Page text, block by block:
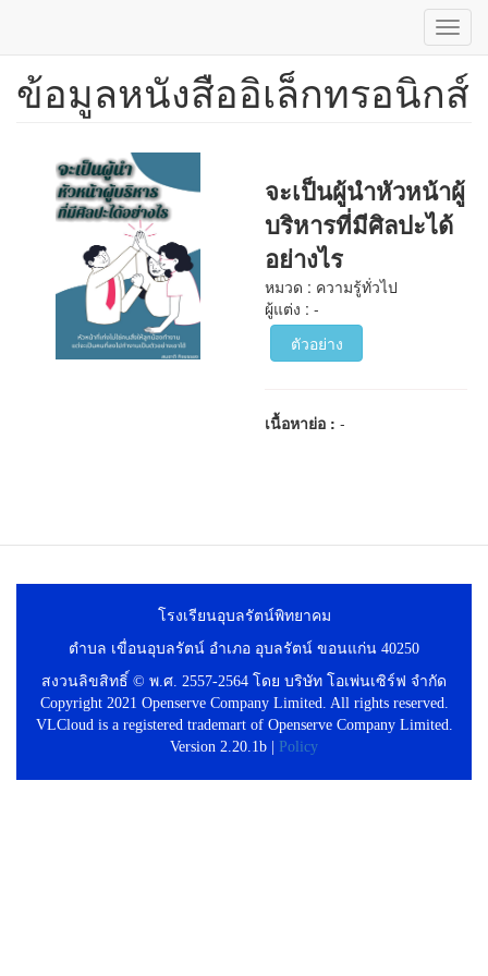
ข้าม
ข้อมูลหนังสืออิเล็กทรอนิกส์
จะเป็นผู้นำหัวหน้าผู้
บริหารที่มีศิลปะได้
อย่างไร
หมวด : ความรู้ทั่วไป
ผู้แต่ง : -
ตัวอย่าง
เนื้อหาย่อ :-
โรงเรียนอุบลรัตน์พิทยาคม
ตำบล เขื่อนอุบลรัตน์ อำเภอ อุบลรัตน์ ขอนแก่น 40250
สงวนลิขสิทธิ์ © พ.ศ. 2557-2564 โดย บริษัท โอเพ่นเซิร์ฟ จำกัด
Copyright 2021 Openserve Company Limited. All rights reserved.
VLCloud is a registered trademart of Openserve Company Limited.
Version 2.20.1b |
Policy